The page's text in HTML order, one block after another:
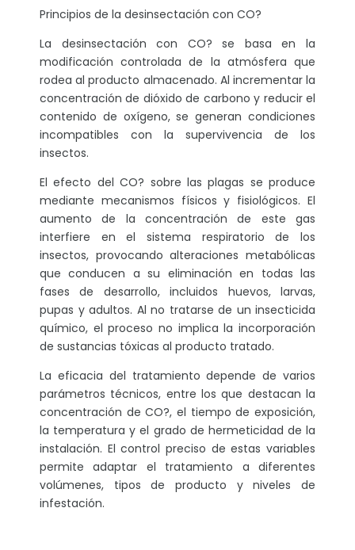
Principios de la desinsectación con CO?
La desinsectación con CO? se basa en la
modificación controlada de la atmósfera que
rodea al producto almacenado. Al incrementar la
concentración de dióxido de carbono y reducir el
contenido de oxígeno, se generan condiciones
incompatibles con la supervivencia de los
insectos.
El efecto del CO? sobre las plagas se produce
mediante mecanismos físicos y fisiológicos. El
aumento de la concentración de este gas
interfiere en el sistema respiratorio de los
insectos, provocando alteraciones metabólicas
que conducen a su eliminación en todas las
fases de desarrollo, incluidos huevos, larvas,
pupas y adultos. Al no tratarse de un insecticida
químico, el proceso no implica la incorporación
de sustancias tóxicas al producto tratado.
La eficacia del tratamiento depende de varios
parámetros técnicos, entre los que destacan la
concentración de CO?, el tiempo de exposición,
la temperatura y el grado de hermeticidad de la
instalación. El control preciso de estas variables
permite adaptar el tratamiento a diferentes
volúmenes, tipos de producto y niveles de
infestación.